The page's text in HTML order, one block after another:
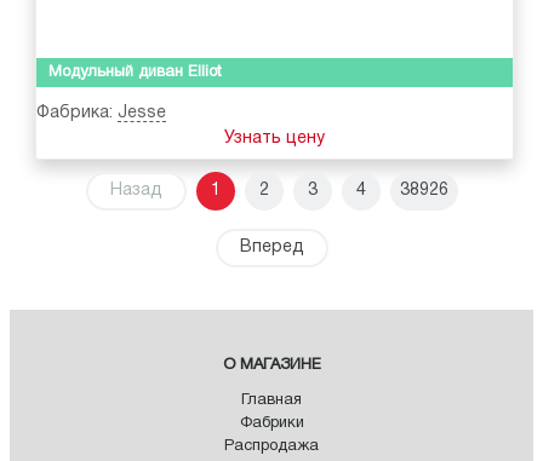
Модульный диван Elliot
Фабрика: Jesse
Узнать цену
Назад 1 2 3 4 38926
Вперед
О МАГАЗИНЕ
Главная
Фабрики
Распродажа